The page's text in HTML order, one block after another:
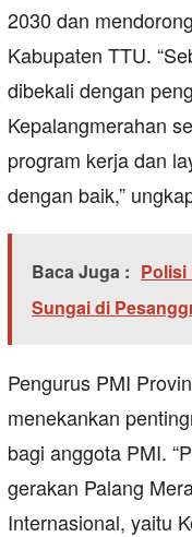
2030 dan
Kabupaten TTU.
dibekali dengan
Kepalangmerahan
program kerja dan
dengan baik,”
Baca Juga : Polisi
Sungai di
Pengurus PMI
menekankan
bagi anggota PMI.
gerakan Palang
Internasional, yaitu